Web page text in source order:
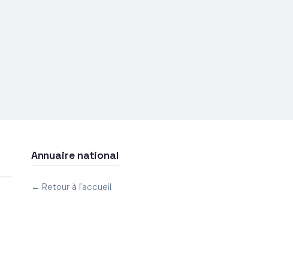
Annuaire national
← Retour à l'accueil